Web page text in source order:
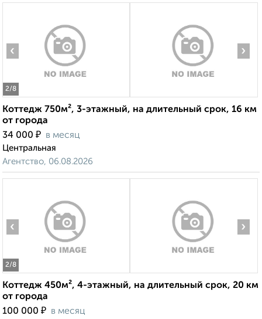
2/8
‹ ›
Коттедж 750м², 3-этажный, на длительный срок, 16 км
от города
34 000 ₽ в месяц
Центральная
Агентство, 06.08.2026
2/8
‹ ›
Коттедж 450м², 4-этажный, на длительный срок, 20 км
от города
100 000 ₽ в месяц